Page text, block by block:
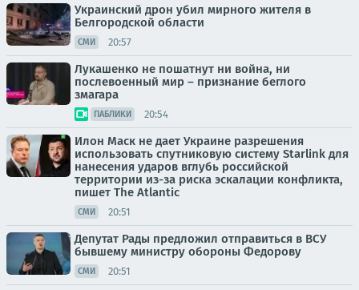
Украинский дрон убил мирного жителя в
Белгородской области
СМИ 20:57
Лукашенко не пошатнут ни война, ни
послевоенный мир – признание беглого
змагара
ПАБЛИКИ 20:54
Илон Маск не дает Украине разрешения
использовать спутниковую систему Starlink для
нанесения ударов вглубь российской
территории из-за риска эскалации конфликта,
пишет The Atlantic
СМИ 20:51
Депутат Рады предложил отправиться в ВСУ
бывшему министру обороны Федорову
СМИ 20:51